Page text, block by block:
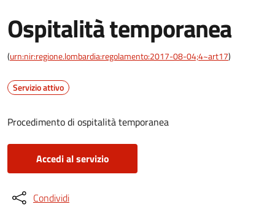
Ospitalità temporanea
(urn:nir:regione.lombardia:regolamento:2017-08-04;4~art17)
Servizio attivo
Procedimento di ospitalità temporanea
Accedi al servizio
Condividi